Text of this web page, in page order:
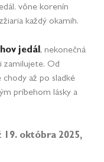
vône korenín
každý okamih.
jedál , nekonečná
zamilujete. Od
až po sladké
príbehom lásky a
19. októbra 2025,